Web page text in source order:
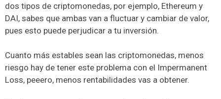
dos tipos de criptomonedas, por ejemplo, Ethereum y
DAI, sabes que ambas van a fluctuar y cambiar de valor,
pues esto puede perjudicar a tu inversión.
Cuanto más estables sean las criptomonedas, menos
riesgo hay de tener este problema con el Impermanent
Loss, peeero, menos rentabilidades vas a obtener.